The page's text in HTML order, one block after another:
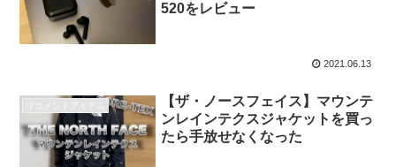
520をレビュー
2021.06.13
リコメンドアイテム
【ザ・ノースフェイス】マウンテ
ンレインテクスジャケットを買っ
たら手放せなくなった